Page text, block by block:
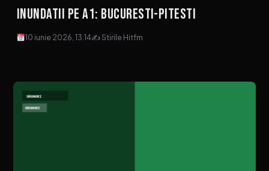
Inundatii pe A1: Bucuresti-Pitesti
10 iunie 2026, 13:14✍ Stirile Hitfm